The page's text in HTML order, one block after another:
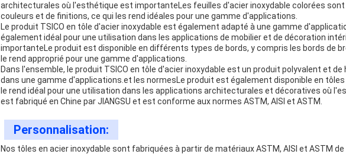
architecturales où l'esthétique est importanteLes feuilles d'acier inoxydable colorées sont
couleurs et de finitions, ce qui les rend idéales pour une gamme d'applications.
Le produit TSICO en tôle d'acier inoxydable est également adapté à une gamme
également idéal pour une utilisation dans les applications de mobilier et de décoration
importanteLe produit est disponible en différents types de bords, y compris les bords de
le rend approprié pour une gamme d'applications.
Dans l'ensemble, le produit TSICO en tôle d'acier inoxydable est un produit polyvalent et
dans une gamme d'applications.et les normesLe produit est également disponible en tôles
le rend idéal pour une utilisation dans les applications architecturales et décoratives où
est fabriqué en Chine par JIANGSU et est conforme aux normes ASTM, AISI et ASTM.
Personnalisation:
Nos tôles en acier inoxydable sont fabriquées à partir de matériaux ASTM, AISI et ASTM